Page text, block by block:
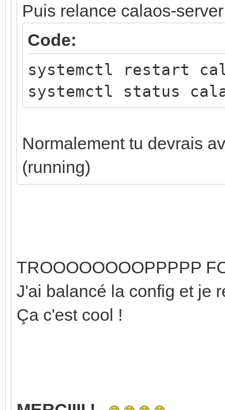
Puis relance calaos-
Code:
systemctl restart
systemctl status
Normalement tu devrais
(running)
TROOOOOOOOPPPPP
J'ai balancé la config et je
Ça c'est cool !